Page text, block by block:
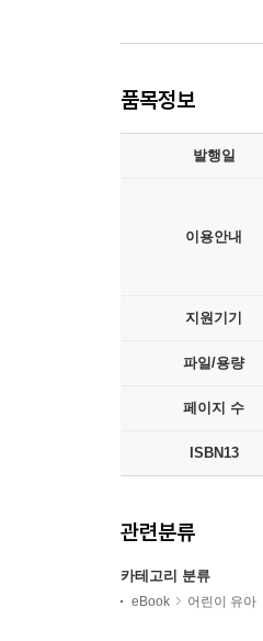
품목정보
발행일
이용안내
지원기기
파일/용량
페이지 수
ISBN13
관련분류
카테고리 분류
eBook 어린이 유아